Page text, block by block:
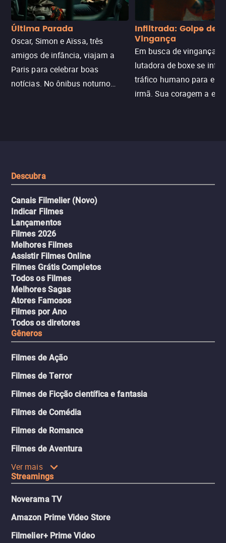
Última Parada
Oscar, Simon e Aïssa, três
amigos de infância, viajam a
Paris para celebrar boas
notícias. No ônibus noturno
Infiltrada: Golpe de
Vingança
Em busca de vingança,
lutadora de boxe se
tráfico humano para
irmã. Sua coragem a
Descubra
Canais Filmelier (Novo)
Indicar Filmes
Lançamentos
Filmes 2026
Melhores Filmes
Assistir Filmes Online
Filmes Grátis Completos
Todos os Filmes
Melhores Sagas
Atores Famosos
Filmes por Ano
Todos os diretores
Gêneros
Filmes de Ação
Filmes de Terror
Filmes de Ficção científica e fantasia
Filmes de Comédia
Filmes de Romance
Filmes de Aventura
Ver mais
Streamings
Noverama TV
Amazon Prime Video Store
Filmelier+ Prime Video